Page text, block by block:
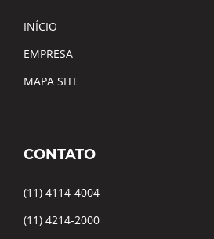
INÍCIO
EMPRESA
MAPA SITE
CONTATO
(11) 4114-4004
(11) 4214-2000